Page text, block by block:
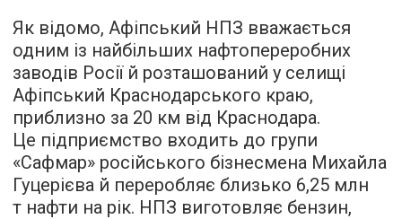
Як відомо, Афіпський НПЗ вважається
одним із найбільших нафтопереробних
заводів Росії й розташований у селищі
Афіпський Краснодарського краю,
приблизно за 20 км від Краснодара.
Це підприємство входить до групи
«Сафмар» російського бізнесмена Михайла
Гуцерієва й переробляє близько 6,25 млн
т нафти на рік. НПЗ виготовляє бензин,